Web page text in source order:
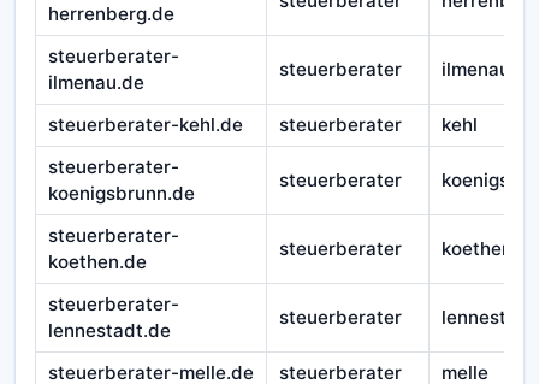
herrenberg.de
steuerberater-
ilmenau.de
steuerberater ilmenau
steuerberater-kehl.de steuerberater
kehl
steuerberater-
koenigsbrunn.de
steuerberater
steuerberater-
koethen.de
steuerberater koethen
steuerberater-
lennestadt.de
steuerberater lennestadt
steuerberater-melle.de steuerberater
melle